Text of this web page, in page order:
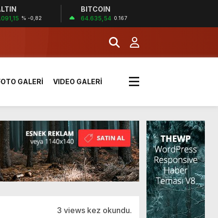
% -0,82
BITCOIN
64.635,54 0.167
yük kazaya neden oldu
paylaştı
GALERİ VIDEO GALERİ
3 views kez okundu.